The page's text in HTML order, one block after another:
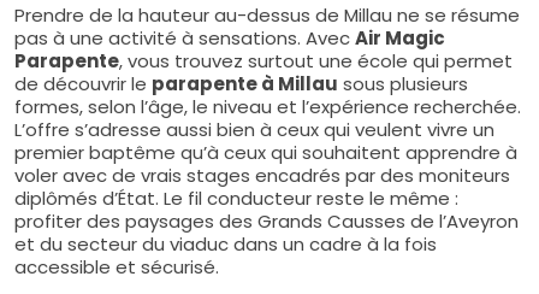
Prendre de la hauteur au-dessus de Millau ne se résume
pas à une activité à sensations. AvecAir Magic
Parapente, vous trouvez surtout une école qui permet
de découvrir le parapente à Millau sous plusieurs
formes, selon l’âge, le niveau et l’expérience recherchée.
L’offre s’adresse aussi bien à ceux qui veulent vivre un
premier baptême qu’à ceux qui souhaitent apprendre à
voler avec de vrais stages encadrés par des moniteurs
diplômés d’État. Le fil conducteur reste le même :
profiter des paysages des Grands Causses de l’Aveyron
et du secteur du viaduc dans un cadre à la fois
accessible et sécurisé.